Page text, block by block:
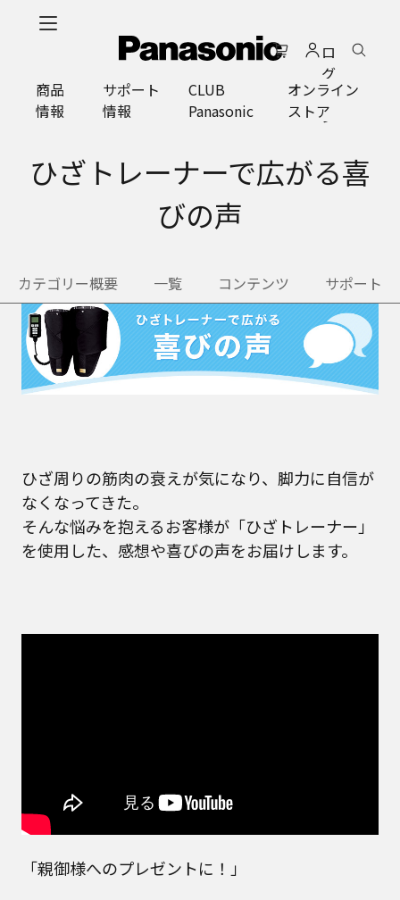
ロ
グ
イ
ン
商品
情報
サポート
情報
CLUB
Panasonic
オンライン
ストア
ひざトレーナーで広がる喜
びの声
カテゴリー概要 一覧 コンテンツ サポート
ひざ周りの筋肉の衰えが気になり、脚力に自信が
なくなってきた。
そんな悩みを抱えるお客様が「ひざトレーナー」
を使用した、感想や喜びの声をお届けします。
「親御様へのプレゼントに！」